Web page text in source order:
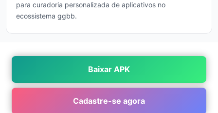
para curadoria personalizada de aplicativos no
ecossistema ggbb.
Baixar APK
Cadastre-se agora